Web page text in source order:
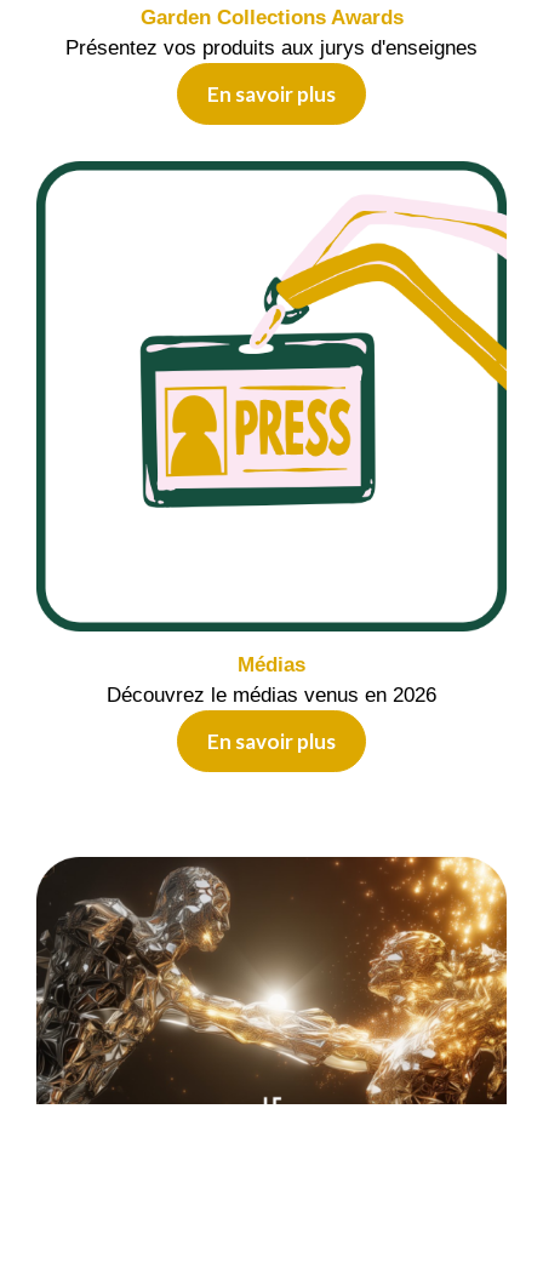
Garden Collections Awards
Présentez vos produits aux jurys d'enseignes
En savoir plus
Médias
Découvrez le médias venus en 2026
En savoir plus